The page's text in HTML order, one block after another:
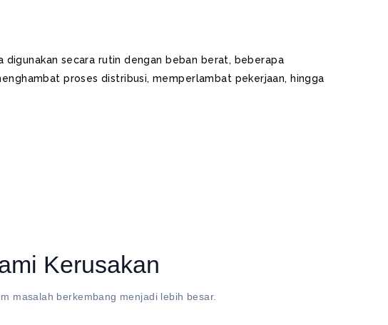
secara rutin dengan beban berat, beberapa
proses distribusi, memperlambat pekerjaan, hingga
Kerusakan
masalah berkembang menjadi lebih besar.